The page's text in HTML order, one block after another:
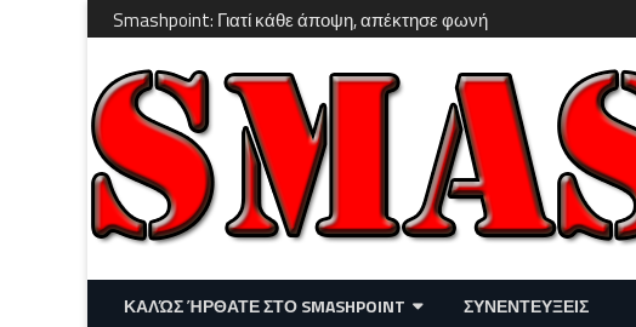
Smashpoint: Γιατί κάθε άποψη, απέκτησε φωνή
ΚΑΛΏΣ ΉΡΘΑΤΕ ΣΤΟ SMASHPOINT ΣΥΝΕΝΤΕΥΞΕΙΣ